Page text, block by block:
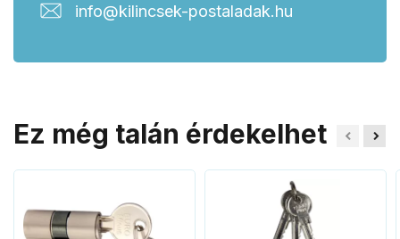
info@kilincsek-postaladak.hu
Ez még talán érdekelhet